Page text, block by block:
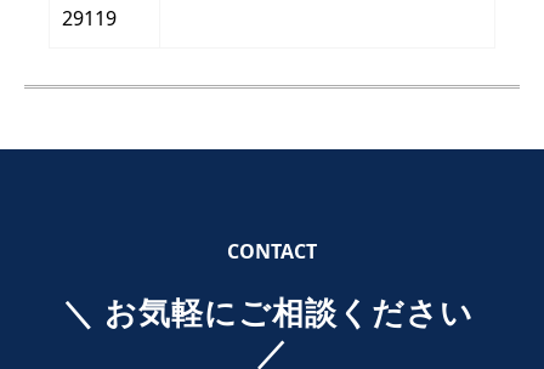
29119
CONTACT
＼ お気軽にご相談ください
／